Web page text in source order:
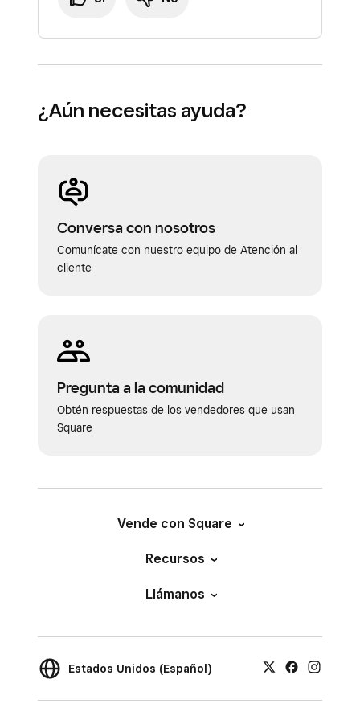
¿Aún necesitas ayuda?
Conversa con nosotros
Comunícate con nuestro equipo de Atención al
cliente
Pregunta a la comunidad
Obtén respuestas de los vendedores que usan
Square
Vende con Square
Recursos
Llámanos
Estados Unidos (Español)